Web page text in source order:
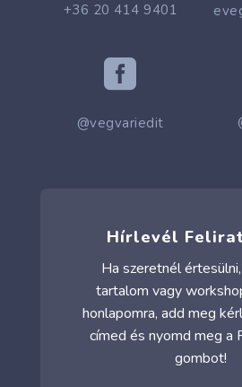
+36 20 414 9401

@vegvariedit
Hírlevél
Ha szeretnél
tartalom vagy
honlapomra, add meg
címed és nyomd meg a
gombot!